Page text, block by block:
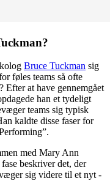
Bruce Tuckman sig
føles teams så ofte
Efter at have gennemgået
han et tydeligt
teams sig typisk
kaldte disse faser for
med Mary Ann
beskriver det, der
sig videre til et nyt -